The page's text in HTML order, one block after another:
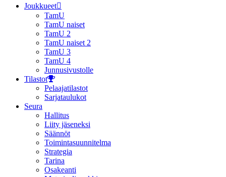
Joukkueet
TamU
TamU naiset
TamU 2
TamU naiset 2
TamU 3
TamU 4
Junnusivustolle
Tilastot
Pelaajatilastot
Sarjataulukot
Seura
Hallitus
Liity jäseneksi
Säännöt
Toimintasuunnitelma
Strategia
Tarina
Osakeanti